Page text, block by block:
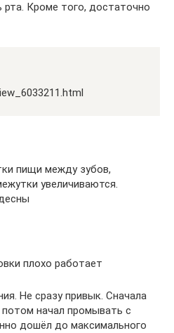
Кроме того, достаточно
пищи между зубов,
увеличиваются.
плохо работает
Не сразу привык. Сначала
потом начал промывать с
дошёл до максимального